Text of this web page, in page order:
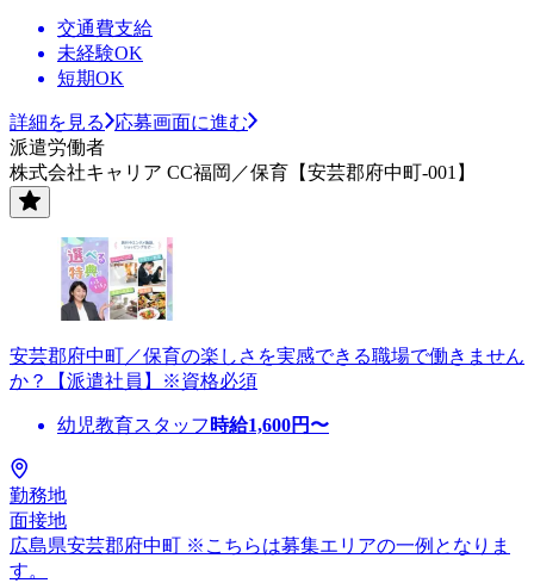
交通費支給
未経験OK
短期OK
詳細を見る
応募画面に進む
派遣労働者
株式会社キャリア CC福岡／保育【安芸郡府中町-001】
安芸郡府中町／保育の楽しさを実感できる職場で働きません
か？【派遣社員】※資格必須
幼児教育スタッフ 時給1,600円〜
勤務地
面接地
広島県安芸郡府中町 ※こちらは募集エリアの一例となりま
す。